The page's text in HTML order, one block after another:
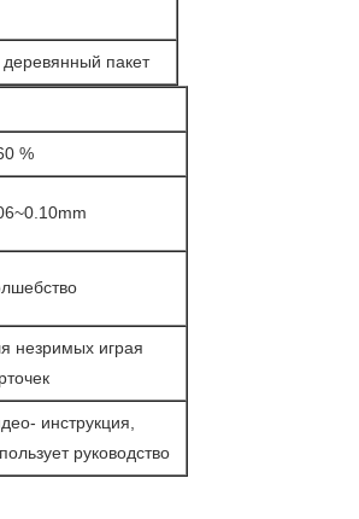
пакет
%
незримых играя
инструкция,
руководство